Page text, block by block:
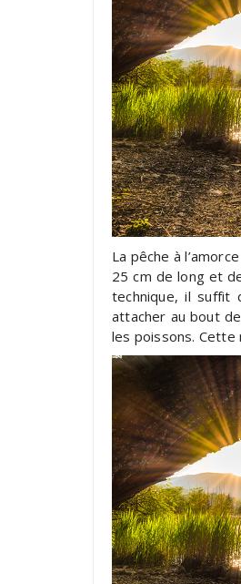
La pêche à
25 cm de long et
technique, il suffit
attacher au bout
les poissons. Cette